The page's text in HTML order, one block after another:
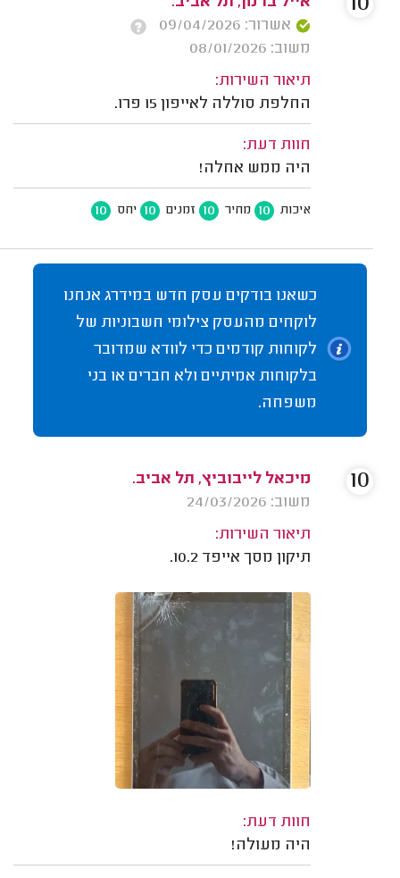
אשרור: 09/04/2026
משוב: 08/01/2026
תיאור השירות:
החלפת סוללה לאייפון 15 פרו.
חוות דעת:
היה ממש אחלה!
איכות 10 מחיר 10 זמנים 10 יחס 10
כשאנו בודקים עסק חדש במידרג אנחנו
לוקחים מהעסק צילומי חשבוניות של
לקוחות קודמים כדי לוודא שמדובר
בלקוחות אמיתיים ולא חברים או בני
משפחה.
מיכאל לייבוביץ, תל אביב.
משוב: 24/03/2026
תיאור השירות:
תיקון מסך אייפד 10.2.
חוות דעת:
היה מעולה!
10